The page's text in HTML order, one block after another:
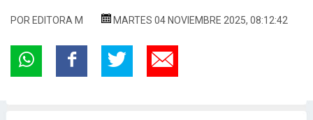
POR EDITORA M MARTES 04 NOVIEMBRE 2025, 08:12:42